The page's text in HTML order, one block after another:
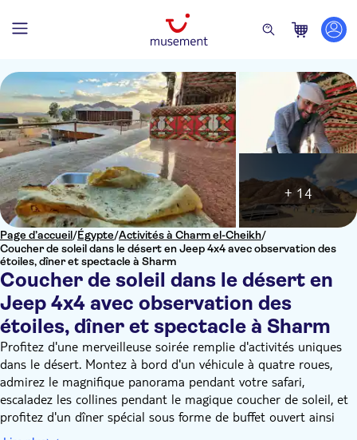
Page d’accueil/Égypte/Activités à Charm el-Cheikh/
Coucher de soleil dans le désert en Jeep 4x4 avec observation des
étoiles, dîner et spectacle à Sharm
Coucher de soleil dans le désert en
Jeep 4x4 avec observation des
étoiles, dîner et spectacle à Sharm
+ 14
Profitez d'une merveilleuse soirée remplie d'activités uniques
dans le désert. Montez à bord d'un véhicule à quatre roues,
admirez le magnifique panorama pendant votre safari,
escaladez les collines pendant le magique coucher de soleil, et
profitez d'un dîner spécial sous forme de buffet ouvert ainsi
que de l'observation des étoiles avec un télescope, avec des